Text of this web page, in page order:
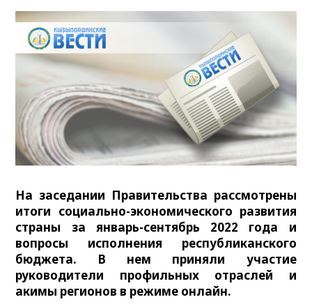
На заседании Правительства рассмотрены
итоги социально-экономического развития
страны за январь-сентябрь 2022 года и
вопросы исполнения республиканского
бюджета. В нем приняли участие
руководители профильных отраслей и
акимы регионов в режиме онлайн.